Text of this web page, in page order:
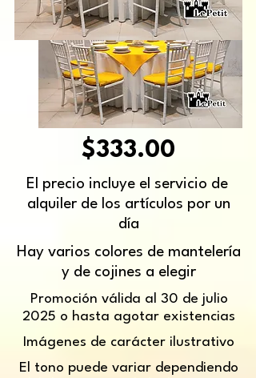
$333.00
El precio incluye el servicio de
alquiler de los artículos por un
día
Hay varios colores de mantelería
y de cojines a elegir
Promoción válida al 30 de julio
2025 o hasta agotar existencias
Imágenes de carácter ilustrativo
El tono puede variar dependiendo